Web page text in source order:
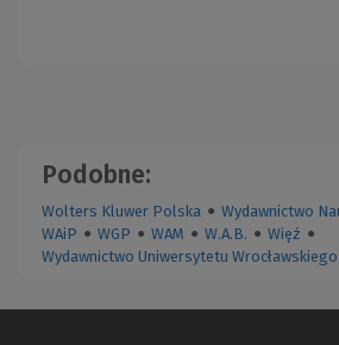
Podobne:
Wolters Kluwer Polska ● Wydawnictwo
WAiP ● WGP ● WAM ● W.A.B. ● Więź ●
Wydawnictwo Uniwersytetu Wrocławskiego